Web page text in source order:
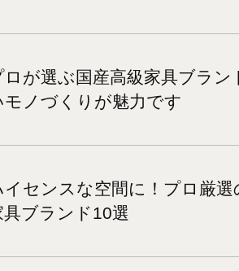
ロが選ぶ国産高級家具ブラン
モノづくりが魅力です
イセンスな空間に！プロ厳
具ブランド10選